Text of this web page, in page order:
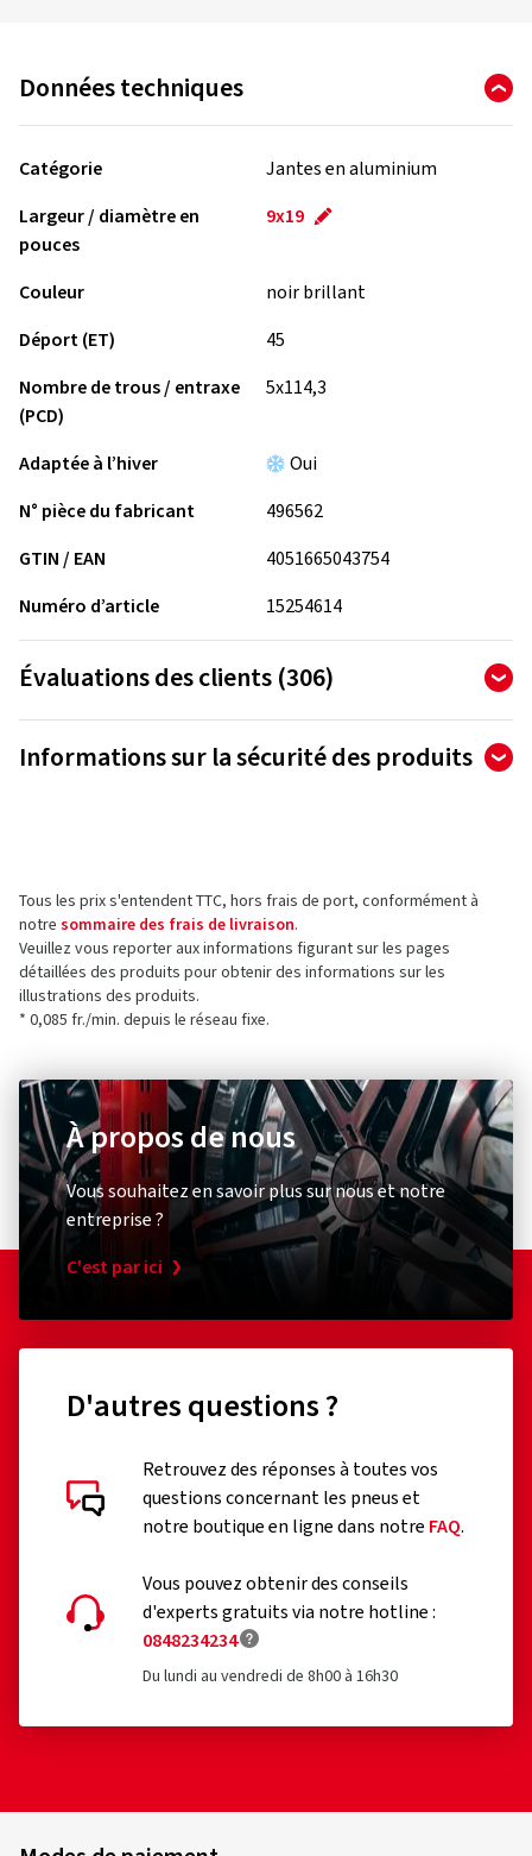
Données techniques
Catégorie
Jantes en aluminium
Largeur / diamètre en
pouces
9x19
Couleur
noir brillant
Déport (ET)
45
Nombre de trous / entraxe
(PCD)
5x114,3
Adaptée à l’hiver
Oui
N° pièce du fabricant
496562
GTIN / EAN
4051665043754
Numéro d’article
15254614
Évaluations des clients (306)
4,82 / 5 Étoiles
sur un total de 306 évaluations
5 étoiles (257)
4 étoiles
3 étoiles
2 étoiles
03/08/2026
Stefan B., Allemagne
Sehr schönes design und preiswert. Super schnelle
Informations sur la sécurité des produits
85467 Neuching
Allemagne
Contact pour la sécurité des produits (pas pour
le service client)
Tous les prix s'entendent TTC, hors frais de port, conformément à
notre sommaire des frais de livraison.
Veuillez vous reporter aux informations figurant sur les pages
détaillées des produits pour obtenir des informations sur les
illustrations des produits.
* 0,085 fr./min. depuis le réseau fixe.
À propos de nous
Vous souhaitez en savoir plus sur nous et notre
entreprise ?
C'est par ici
D'autres questions ?
Retrouvez des réponses à toutes vos
questions concernant les pneus et
notre boutique en ligne dans notre FAQ.
Vous pouvez obtenir des conseils
d'experts gratuits via notre hotline :
0848234234
Du lundi au vendredi de 8h00 à 16h30